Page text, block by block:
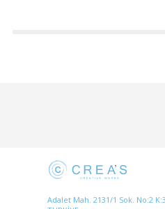
Adalet Mah. 2131/1 Sok. No:2